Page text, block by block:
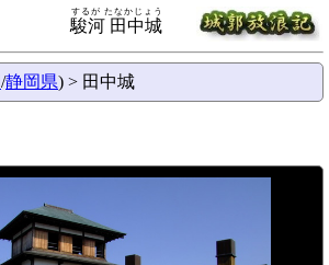
駿河 田中城
するが たなかじょう
/静岡県) > 田中城